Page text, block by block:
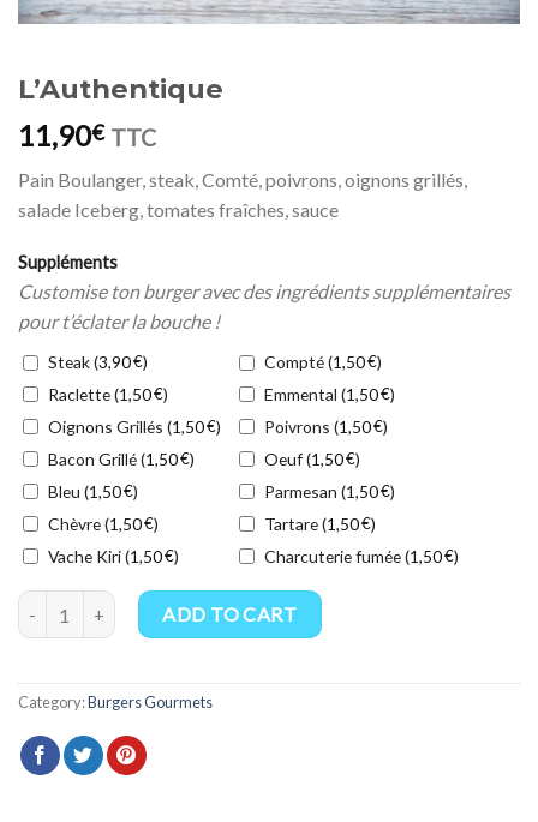
L’Authentique
11,90€ TTC
Pain Boulanger, steak, Comté, poivrons, oignons grillés,
salade Iceberg, tomates fraîches, sauce
Suppléments
Customise ton burger avec des ingrédients supplémentaires
pour t’éclater la bouche !
Steak (3,90€) Compté (1,50€)
Raclette (1,50€) Emmental (1,50€)
Oignons Grillés (1,50€) Poivrons (1,50€)
Bacon Grillé (1,50€) Oeuf (1,50€)
Bleu (1,50€) Parmesan (1,50€)
Chèvre (1,50€) Tartare (1,50€)
Vache Kiri (1,50€) Charcuterie fumée (1,50€)
L'Authentique quantityADD TO CART
Category:Burgers Gourmets